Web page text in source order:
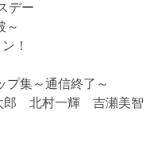
デー
～
！
プ集～通信終了～
郎 北村一輝 吉瀬美智